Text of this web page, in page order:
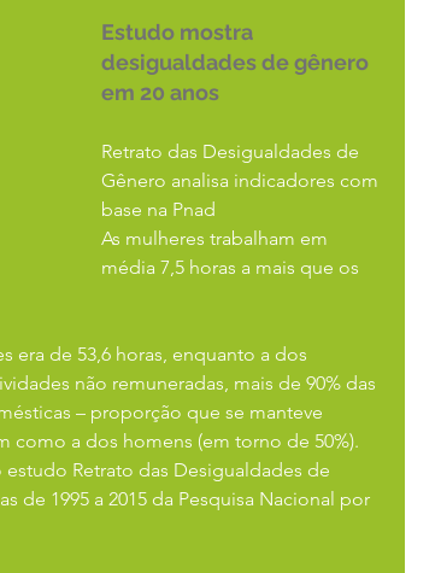
Estudo mostra
desigualdades de gênero
em 20 anos
Retrato das Desigualdades de
Gênero analisa indicadores com
base na Pnad
As mulheres trabalham em
média 7,5 horas a mais que os
era de 53,6 horas, enquanto a dos
não remuneradas, mais de 90% das
– proporção que se manteve
como a dos homens (em torno de 50%).
Retrato das Desigualdades de
de 1995 a 2015 da Pesquisa Nacional por